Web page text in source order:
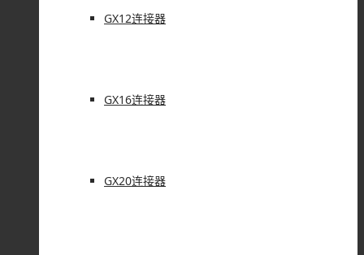
GX12连接器
GX16连接器
GX20连接器